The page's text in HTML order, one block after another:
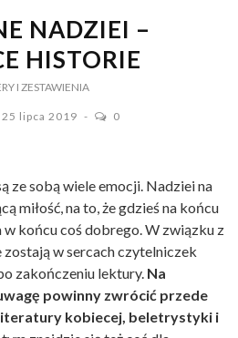
NADZIEI –
HISTORIE
I ZESTAWIENIA
25 lipca 2019 0
ze sobą wiele emocji. Nadziei na
miłość, na to, że gdzieś na końcu
końcu coś dobrego. W związku z
w sercach czytelniczek
zakończeniu lektury. Na
powinny zwrócić przede
kobiecej, beletrystyki i